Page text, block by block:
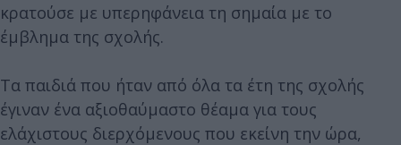
κρατούσε με υπερηφάνεια τη σημαία με το
έμβλημα της σχολής.
Τα παιδιά που ήταν από όλα τα έτη της σχολής
έγιναν ένα αξιοθαύμαστο θέαμα για τους
ελάχιστους διερχόμενους που εκείνη την ώρα,